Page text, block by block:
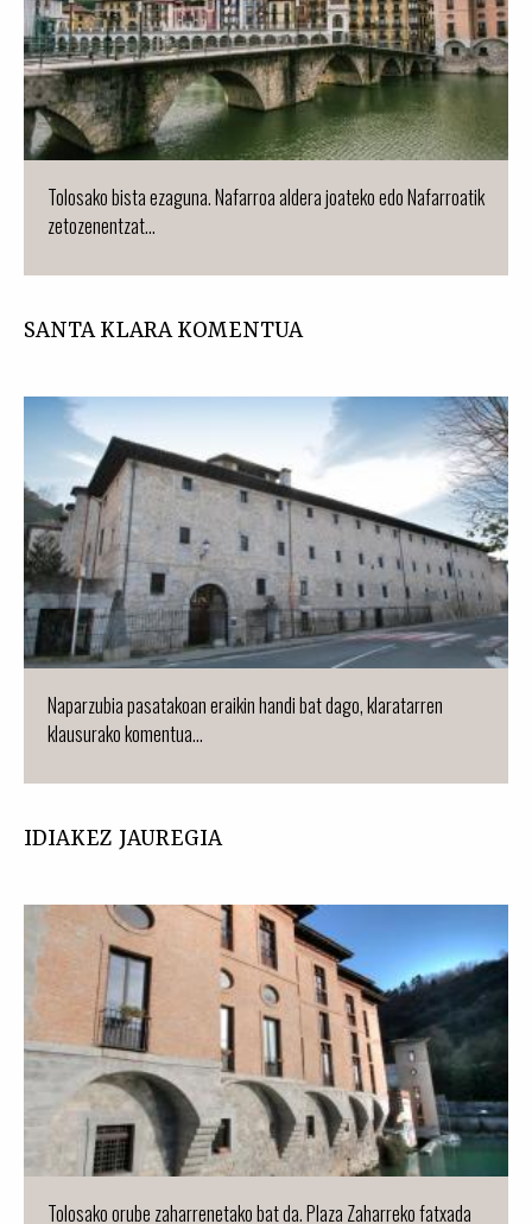
Tolosako bista ezaguna. Nafarroa aldera joateko edo Nafarroatik
zetozenentzat...
SANTA KLARA KOMENTUA
Naparzubia pasatakoan eraikin handi bat dago, klaratarren
klausurako komentua...
IDIAKEZ JAUREGIA
Tolosako orube zaharrenetako bat da. Plaza Zaharreko fatxada